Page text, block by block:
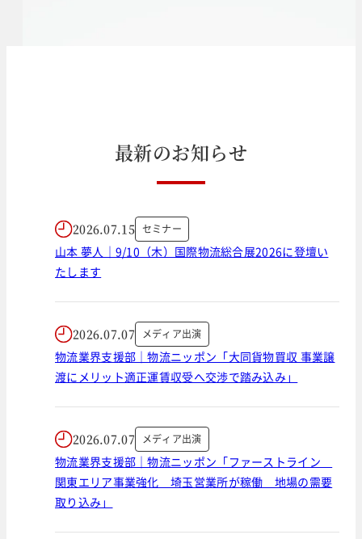
最新のお知らせ
2026.07.15 セミナー
山本 夢人｜9/10（木）国際物流総合展2026に登壇い
たします
2026.07.07 メディア出演
物流業界支援部｜物流ニッポン「大同貨物買収 事業譲
渡にメリット適正運賃収受へ交渉で踏み込み」
2026.07.07 メディア出演
物流業界支援部｜物流ニッポン「ファーストライン
関東エリア事業強化 埼玉営業所が稼働 地場の需要
取り込み」